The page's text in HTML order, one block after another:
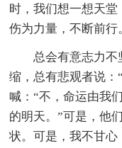
时，我们想一想天
伤为力量，不断前行
总会有意志力不
缩，总有悲观者说：
喊：“不，命运由我
的明天。”可是，他
状。可是，我不甘